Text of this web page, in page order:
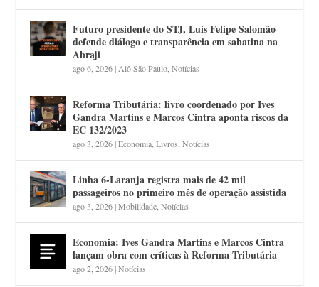
Futuro presidente do STJ, Luis Felipe Salomão
defende diálogo e transparência em sabatina na
Abraji
ago 6, 2026|Alô São Paulo,Notícias
Reforma Tributária: livro coordenado por Ives
Gandra Martins e Marcos Cintra aponta riscos da
EC 132/2023
ago 3, 2026|Economia,Livros,Notícias
Linha 6-Laranja registra mais de 42 mil
passageiros no primeiro mês de operação assistida
ago 3, 2026|Mobilidade,Notícias
Economia: Ives Gandra Martins e Marcos Cintra
lançam obra com críticas à Reforma Tributária
ago 2, 2026|Notícias